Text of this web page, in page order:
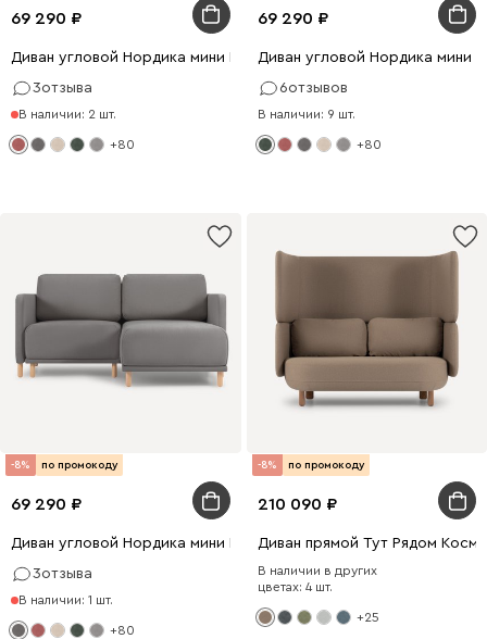
69 290
Диван угловой Нордика мини Велюр Розовый
3отзыва
В наличии: 2 шт.
+80
69 290
Диван угловой Нордика мини
6отзывов
В наличии: 9 шт.
+80
-8% по промокоду
69 290
Диван угловой Нордика мини Велюр Серый
3отзыва
В наличии: 1 шт.
+80
-8% по промокоду
210 090
Диван прямой Тут Рядом
В наличии в других
цветах: 4 шт.
+25